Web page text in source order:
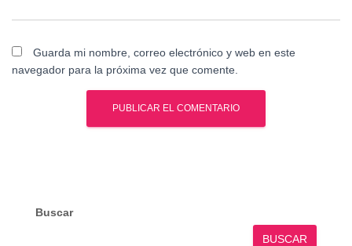
Guarda mi nombre, correo electrónico y web en este
navegador para la próxima vez que comente.
Buscar
BUSCAR